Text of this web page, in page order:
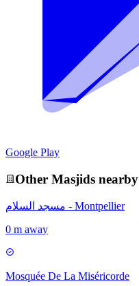
Google Play
Other Masjids nearby
مسجد السلام - Montpellier
0 m away
Mosquée De La Miséricorde